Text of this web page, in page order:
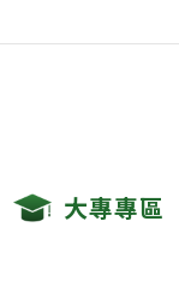
大專專區